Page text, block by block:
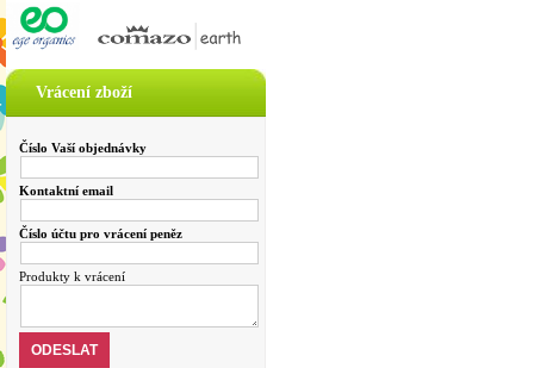
Vrácení zboží
Číslo Vaší objednávky
Kontaktní email
Číslo účtu pro vrácení peněz
Produkty k vrácení